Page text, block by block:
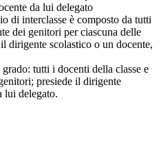
da lui delegato
di interclasse è composto da tutti
dei genitori per ciascuna delle
dirigente scolastico o un docente,
tutti i docenti della classe e
presiede il dirigente
lui delegato.